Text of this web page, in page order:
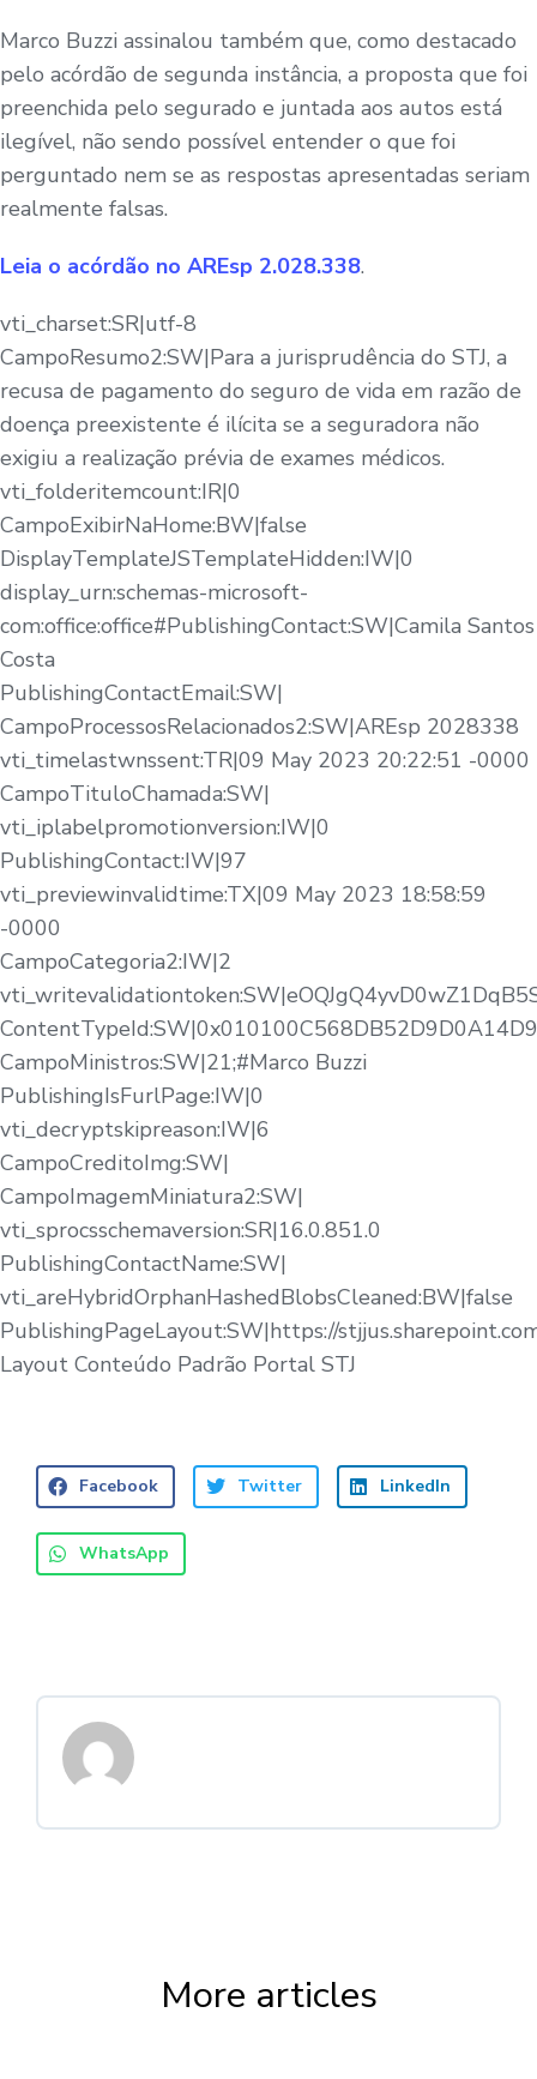
Marco Buzzi assinalou também que, como destacado
pelo acórdão de segunda instância, a proposta que foi
preenchida pelo segurado e juntada aos autos está
ilegível, não sendo possível entender o que foi
perguntado nem se as respostas apresentadas seriam
realmente falsas.
Leia o acórdão no AREsp 2.028.338.
vti_charset:SR|utf-8
CampoResumo2:SW|Para a jurisprudência do STJ, a
recusa de pagamento do seguro de vida em razão de
doença preexistente é ilícita se a seguradora não
exigiu a realização prévia de exames médicos.
vti_folderitemcount:IR|0
CampoExibirNaHome:BW|false
DisplayTemplateJSTemplateHidden:IW|0
display_urn:schemas-microsoft-
com:office:office#PublishingContact:SW|Camila Santos
Costa
PublishingContactEmail:SW|
CampoProcessosRelacionados2:SW|AREsp 2028338
vti_timelastwnssent:TR|09 May 2023 20:22:51 -0000
CampoTituloChamada:SW|
vti_iplabelpromotionversion:IW|0
PublishingContact:IW|97
vti_previewinvalidtime:TX|09 May 2023 18:58:59
-0000
CampoCategoria2:IW|2
CampoMinistros:SW|21;#Marco Buzzi
PublishingIsFurlPage:IW|0
vti_decryptskipreason:IW|6
CampoCreditoImg:SW|
CampoImagemMiniatura2:SW|
vti_sprocsschemaversion:SR|16.0.851.0
PublishingContactName:SW|
vti_areHybridOrphanHashedBlobsCleaned:BW|false
PublishingPageLayout:SW|https://
Layout Conteúdo Padrão Portal STJ
Facebook Twitter LinkedIn
WhatsApp
More articles